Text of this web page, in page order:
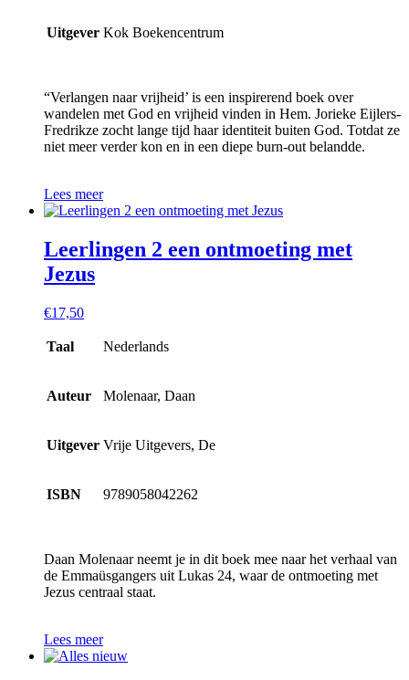
Uitgever Kok Boekencentrum
“Verlangen naar vrijheid’ is een inspirerend boek over
wandelen met God en vrijheid vinden in Hem. Jorieke Eijlers-
Fredrikze zocht lange tijd haar identiteit buiten God. Totdat ze
niet meer verder kon en in een diepe burn-out belandde.
Lees meer
Leerlingen 2 een ontmoeting met
Jezus
€17,50
Taal Nederlands
Auteur Molenaar, Daan
Uitgever Vrije Uitgevers, De
ISBN 9789058042262
Daan Molenaar neemt je in dit boek mee naar het verhaal van
de Emmaüsgangers uit Lukas 24, waar de ontmoeting met
Jezus centraal staat.
Lees meer